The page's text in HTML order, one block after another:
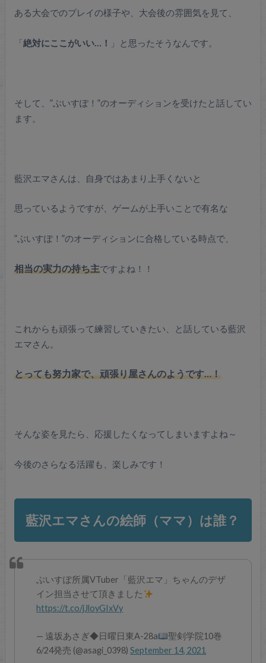
ある大会でのプレイの様子や、大会後の雰囲気を見て、
「絶対にここがいい…！ 」と思ったそうなんです。
そして、”ぶいすぽ！”のオーディションを受けたと話してい
ます。
藍沢エマさんは、自身ではあまり上手くないと
思っているようですが、ゲームが上手いことで有名な
”ぶいすぽ！”のオーディションに合格している時点で、
相当の実力の持ち主ですよね！！
これからも頑張って練習していきたい、と話している藍沢
エマさん。
とっても努力家で、頑張り屋さんのようです…！
そんな姿を見たら、応援したくなってしまいますよね～
今後のさらなる活躍も、楽しみです！
藍沢エマさんの絵師（ママ）は誰？
ぶいすぽ所属VTuber「藍沢エマ」ちゃんのデザ
イン担当させて頂きました
https://t.co/jJloyGIxVy
— 遠坂あさぎ◆日曜日東A-28a
聖剣学院10巻
6/24発売 (@asagi_0398)September 14, 2021